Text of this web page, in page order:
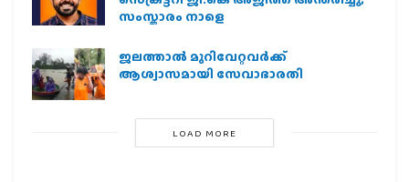
സംസ്കാരം നാളെ
ജലത്താല്‍ മുറിവേറ്റവര്‍ക്ക്
ആശ്വാസമായി സേവാഭാരതി
LOAD MORE